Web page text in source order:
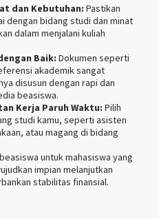
dan Kebutuhan: Pastikan
dengan bidang studi dan minat
dalam menjalani kuliah
Baik: Dokumen seperti
akademik sangat
disusun dengan rapi dan
beasiswa.
Kerja Paruh Waktu: Pilih
studi kamu, seperti asisten
atau magang di bidang
untuk mahasiswa yang
impian melanjutkan
stabilitas finansial.